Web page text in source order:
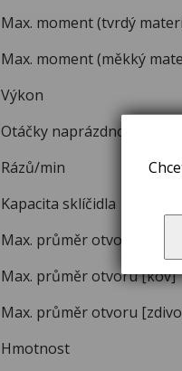
Max. moment
Max. moment
Výkon
Otáčky
Rázů/min 0 -
Kapacita
Max. průměr
Max. průměr
Max. průměr